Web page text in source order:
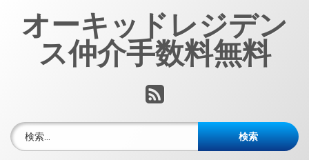
オーキッドレジデン
ス仲介手数料無料
RSS
検索: